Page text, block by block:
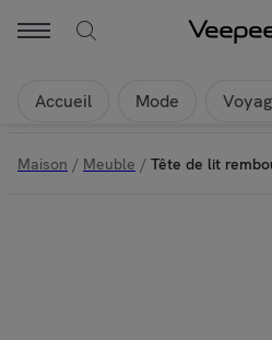
Accueil Mode
Maison / Meuble / Tête de lit